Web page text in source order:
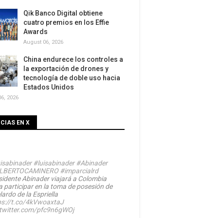
Qik Banco Digital obtiene
cuatro premios en los Effie
Awards
August 06, 2026
China endurece los controles a
la exportación de drones y
tecnología de doble uso hacia
Estados Unidos
2026
EN X
#luisabinader #Abinader
#imparcialrd
Abinader viajará a Colombia
participar en la toma de posesión de
de la Espriella
t.co/4kVwoaxtaJ
pfc9n6gWOj